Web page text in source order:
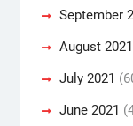
September
August 2021
July 2021
June 2021